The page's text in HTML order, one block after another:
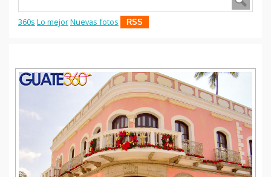
360s Lo mejorNuevas fotos RSS